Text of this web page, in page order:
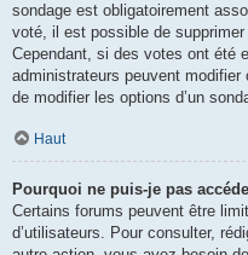
sondage est obligatoirement
voté, il est possible de
Cependant, si des votes ont été
administrateurs peuvent
de modifier les options d’un
Haut
Pourquoi ne puis-je pas
Certains forums peuvent être
d’utilisateurs. Pour consulter,